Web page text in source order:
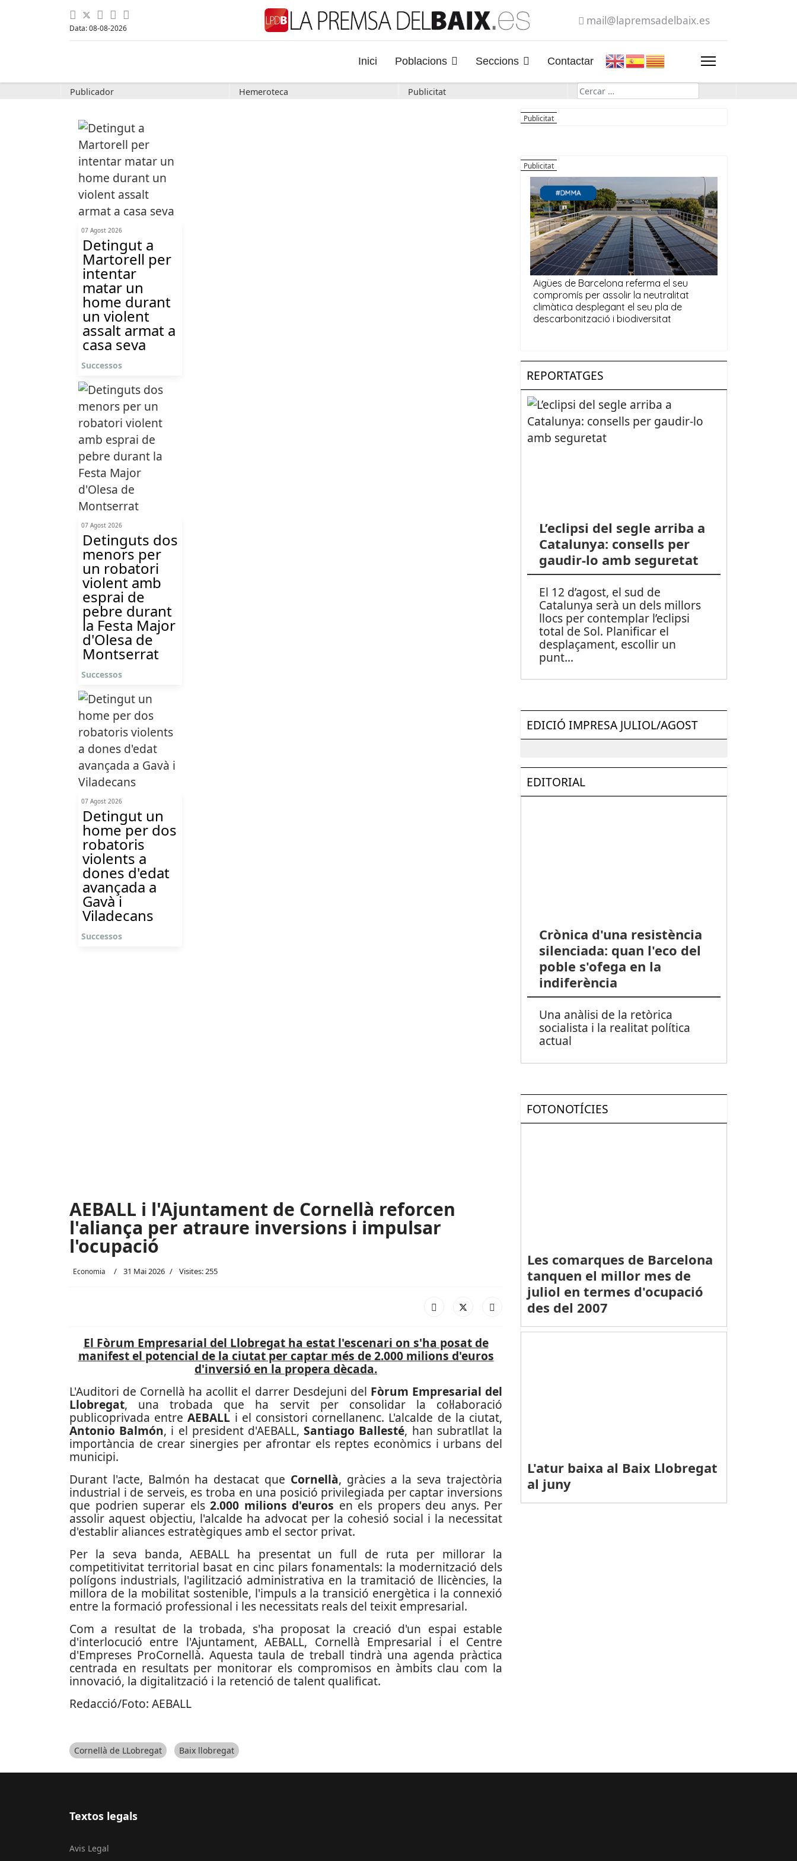
Data: 08-08-2026
mail@lapremsadelbaix.es
Inici Poblacions Seccions Contactar
Publicador Hemeroteca Publicitat Cerca
07 Agost 2026
Detingut a
Martorell per
intentar
matar un
home durant
un violent
assalt armat a
casa seva
Successos
07 Agost 2026
Detinguts dos
menors per
un robatori
violent amb
esprai de
pebre durant
la Festa Major
d'Olesa de
Montserrat
Successos
07 Agost 2026
Detingut un
home per dos
robatoris
violents a
dones d'edat
avançada a
Gavà i
Viladecans
Successos
AEBALL i l'Ajuntament de Cornellà reforcen
l'aliança per atraure inversions i impulsar
l'ocupació
Economia 31 Mai 2026 Visites: 255
El Fòrum Empresarial del Llobregat ha estat l'escenari on s'ha posat de
manifest el potencial de la ciutat per captar més de 2.000 milions d'euros
d'inversió en la propera dècada.
L'Auditori de Cornellà ha acollit el darrer Desdejuni del Fòrum Empresarial del
Llobregat, una trobada que ha servit per consolidar la col·laboració
publicoprivada entreAEBALL i el consistori cornellanenc. L'alcalde de la ciutat,
Antonio Balmón, i el president d'AEBALL,Santiago Ballesté, han subratllat la
importància de crear sinergies per afrontar els reptes econòmics i urbans del
municipi.
Durant l'acte, Balmón ha destacat que Cornellà, gràcies a la seva trajectòria
industrial i de serveis, es troba en una posició privilegiada per captar inversions
que podrien superar els 2.000 milions d'euros en els propers deu anys. Per
assolir aquest objectiu, l'alcalde ha advocat per la cohesió social i la necessitat
d'establir aliances estratègiques amb el sector privat.
Per la seva banda, AEBALL ha presentat un full de ruta per millorar la
competitivitat territorial basat en cinc pilars fonamentals: la modernització dels
polígons industrials, l'agilització administrativa en la tramitació de llicències, la
millora de la mobilitat sostenible, l'impuls a la transició energètica i la connexió
entre la formació professional i les necessitats reals del teixit empresarial.
Com a resultat de la trobada, s'ha proposat la creació d'un espai estable
d'interlocució entre l'Ajuntament, AEBALL, Cornellà Empresarial i el Centre
d'Empreses ProCornellà. Aquesta taula de treball tindrà una agenda pràctica
centrada en resultats per monitorar els compromisos en àmbits clau com la
innovació, la digitalització i la retenció de talent qualificat.
Redacció/Foto: AEBALL
Cornellà de LLobregat Baix llobregat
REPORTATGES
L’eclipsi del segle arriba a
Catalunya: consells per
gaudir-lo amb seguretat
El 12 d’agost, el sud de
Catalunya serà un dels millors
llocs per contemplar l’eclipsi
total de Sol. Planificar el
desplaçament, escollir un
punt...
EDICIÓ IMPRESA JULIOL/AGOST
EDITORIAL
Crònica d'una resistència
silenciada: quan l'eco del
poble s'ofega en la
indiferència
Una anàlisi de la retòrica
socialista i la realitat política
actual
FOTONOTÍCIES
Les comarques de Barcelona
tanquen el millor mes de
juliol en termes d'ocupació
des del 2007
L'atur baixa al Baix Llobregat
al juny
Textos legals
Avis Legal